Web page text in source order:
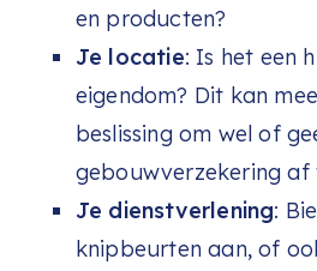
en producten?
Je locatie: Is het een
eigendom? Dit kan
beslissing om wel of
gebouwverzekering af
Je dienstverlening:
knipbeurten aan, of